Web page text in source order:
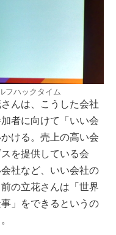
フハックタイム
んは、こうした会社
者に向けて「いい会
ける。売上の高い会
を提供している会
社など、いい会社の
の立花さんは「世界
」をできるというの